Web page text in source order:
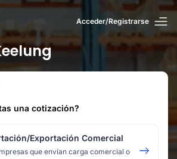
Acceder/Registrarse
una cotización?
Exportación Comercial
que envían carga comercial o